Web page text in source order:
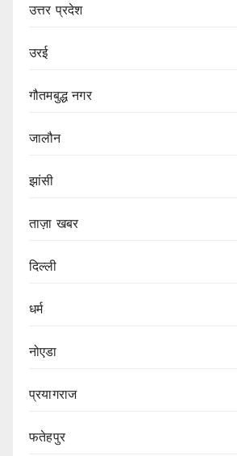
उत्तर प्रदेश
उरई
गौतमबुद्ध नगर
जालौन
झांसी
ताज़ा खबर
दिल्ली
धर्म
नोएडा
प्रयागराज
फतेहपुर